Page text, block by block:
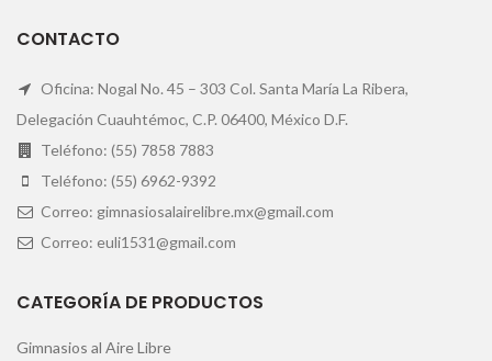
CONTACTO
Oficina: Nogal No. 45 – 303 Col. Santa María La Ribera,
Delegación Cuauhtémoc, C.P. 06400, México D.F.
Teléfono: (55) 7858 7883
Teléfono: (55) 6962-9392
Correo: gimnasiosalairelibre.mx@gmail.com
Correo: euli1531@gmail.com
CATEGORÍA DE PRODUCTOS
Gimnasios al Aire Libre